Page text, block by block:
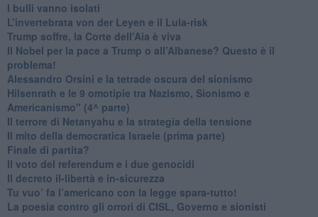
​I bulli vanno isolati
L’invertebrata von der Leyen e il Lula-risk
Trump soffre, la Corte dell'Aia è viva
​Il Nobel per la pace a Trump o all’Albanese? Questo è il
problema!
​Alessandro Orsini e la tetrade oscura del sionismo
​Hilsenrath e le 9 omotipie tra Nazismo, Sionismo e
Americanismo" (4^ parte)
​Il terrore di Netanyahu e la strategia della tensione
Il mito della democratica Israele (prima parte)
​Finale di partita?
​Il voto del referendum e i due genocidi
Il decreto il-libertà e in-sicurezza
Tu vuo’ fa l’americano con la legge spara-tutto!
La poesia contro gli orrori di CISL, Governo e sionisti